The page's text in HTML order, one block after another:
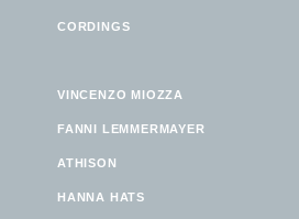
CORDINGS
VINCENZO MIOZZA
FANNI LEMMERMAYER
ATHISON
HANNA HATS